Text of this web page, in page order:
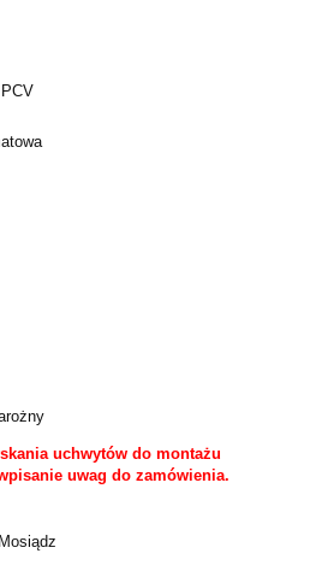
uchwytów do montażu
uwag do zamówienia.